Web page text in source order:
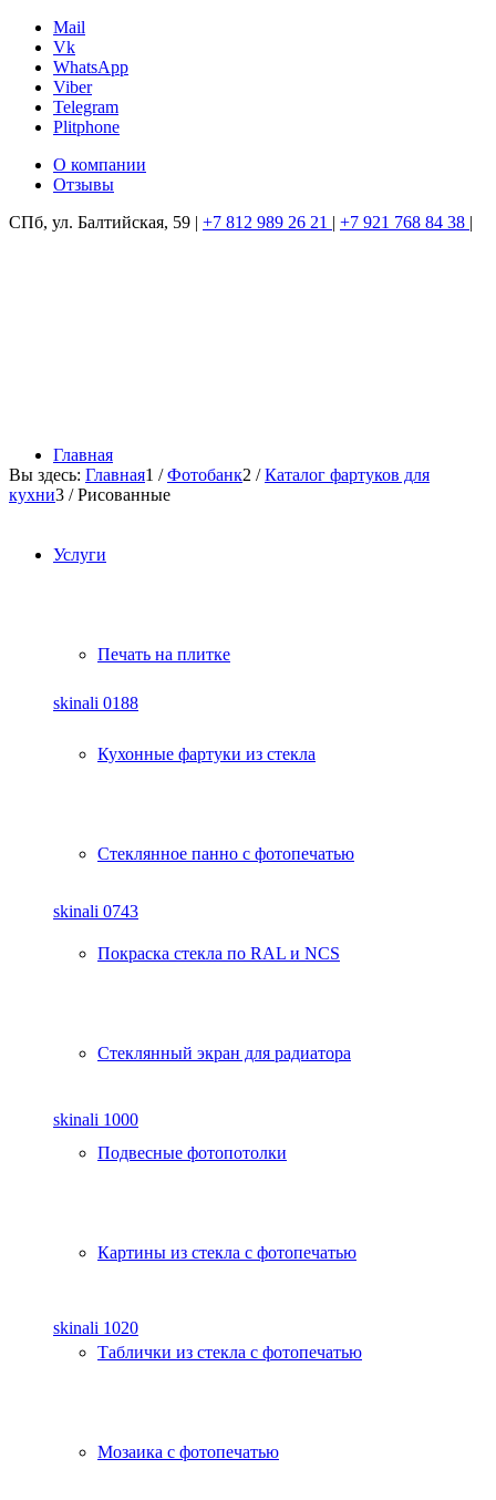
Mail
Vk
WhatsApp
Viber
Telegram
Plitphone
О компании
Отзывы
СПб, ул. Балтийская, 59 | +7 812 989 26 21 | +7 921 768 84 38 |
Главная
Услуги
Печать на плитке
Кухонные фартуки из стекла
Стеклянное панно с фотопечатью
Покраска стекла по RAL и NCS
Стеклянный экран для радиатора
Подвесные фотопотолки
Картины из стекла с фотопечатью
Таблички из стекла с фотопечатью
Мозаика с фотопечатью
Вы здесь: Главная1 / Фотобанк2 / Каталог фартуков для
кухни3 / Рисованные
skinali 0188
skinali 0743
skinali 1000
skinali 1020